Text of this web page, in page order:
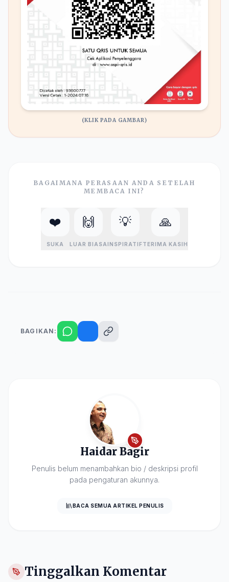
(KLIK PADA GAMBAR)
BAGAIMANA PERASAAN ANDA SETELAH
MEMBACA INI?
❤️
SUKA
🙌
LUAR BIASA
💡
INSPIRATIF
🙏
TERIMA KASIH
BAGIKAN:
Haidar Bagir
Penulis belum menambahkan bio / deskripsi profil
pada pengaturan akunnya.
BACA SEMUA ARTIKEL PENULIS
Tinggalkan Komentar